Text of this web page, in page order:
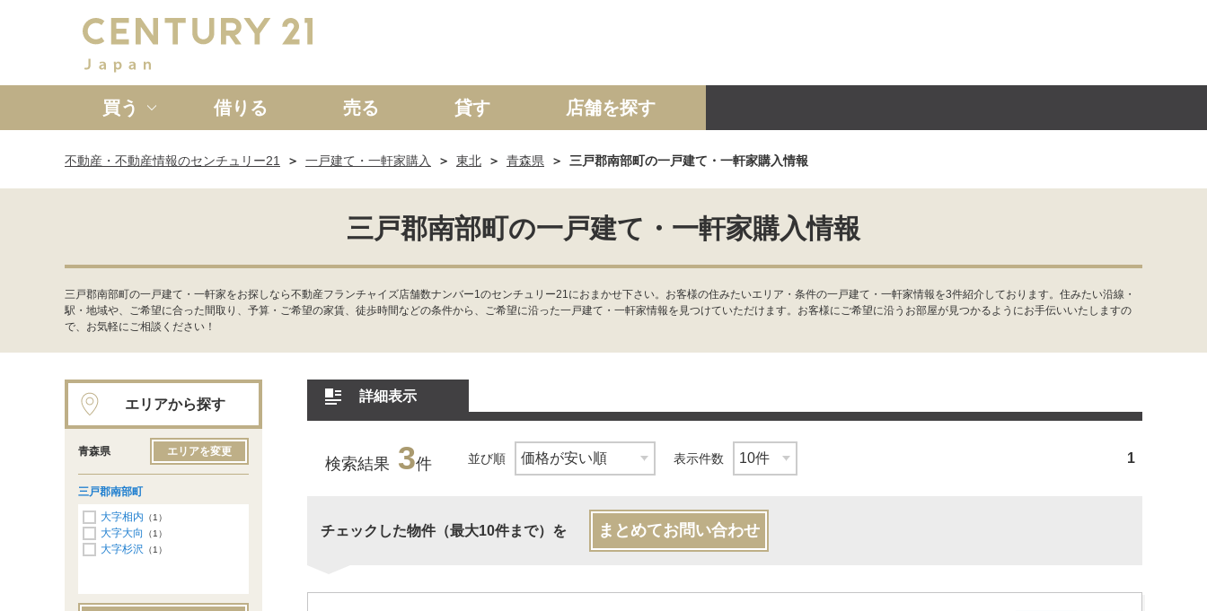
買う
新築一戸建て 中古一戸建て マンション 土地 事業投資用
借りる 売る 貸す 店舗を探す
不動産・不動産情報のセンチュリー21 一戸建て・一軒家購入 東北 青森県 三戸郡南部町の一戸建て・一軒家購入情報
三戸郡南部町の一戸建て・一軒家購入情報
三戸郡南部町の一戸建て・一軒家をお探しなら不動産フランチャイズ店舗数ナンバー1のセンチュリー21におまかせ下さい。お客様の住みたいエリア・条件の一戸建て・一軒家情報を3件紹介しております。住みたい沿線・
駅・地域や、ご希望に合った間取り、予算・ご希望の家賃、徒歩時間などの条件から、ご希望に沿った一戸建て・一軒家情報を見つけていただけます。お客様にご希望に沿うお部屋が見つかるようにお手伝いいたしますの
で、お気軽にご相談ください！
詳細表示
検索結果 3件 並び順 表示件数 1
チェックした物件（最大10件まで）を まとめてお問い合わせ
エリアから探す
青森県 エリアを変更
三戸郡南部町
大字相内 （1）
大字大向 （1）
大字杉沢 （1）